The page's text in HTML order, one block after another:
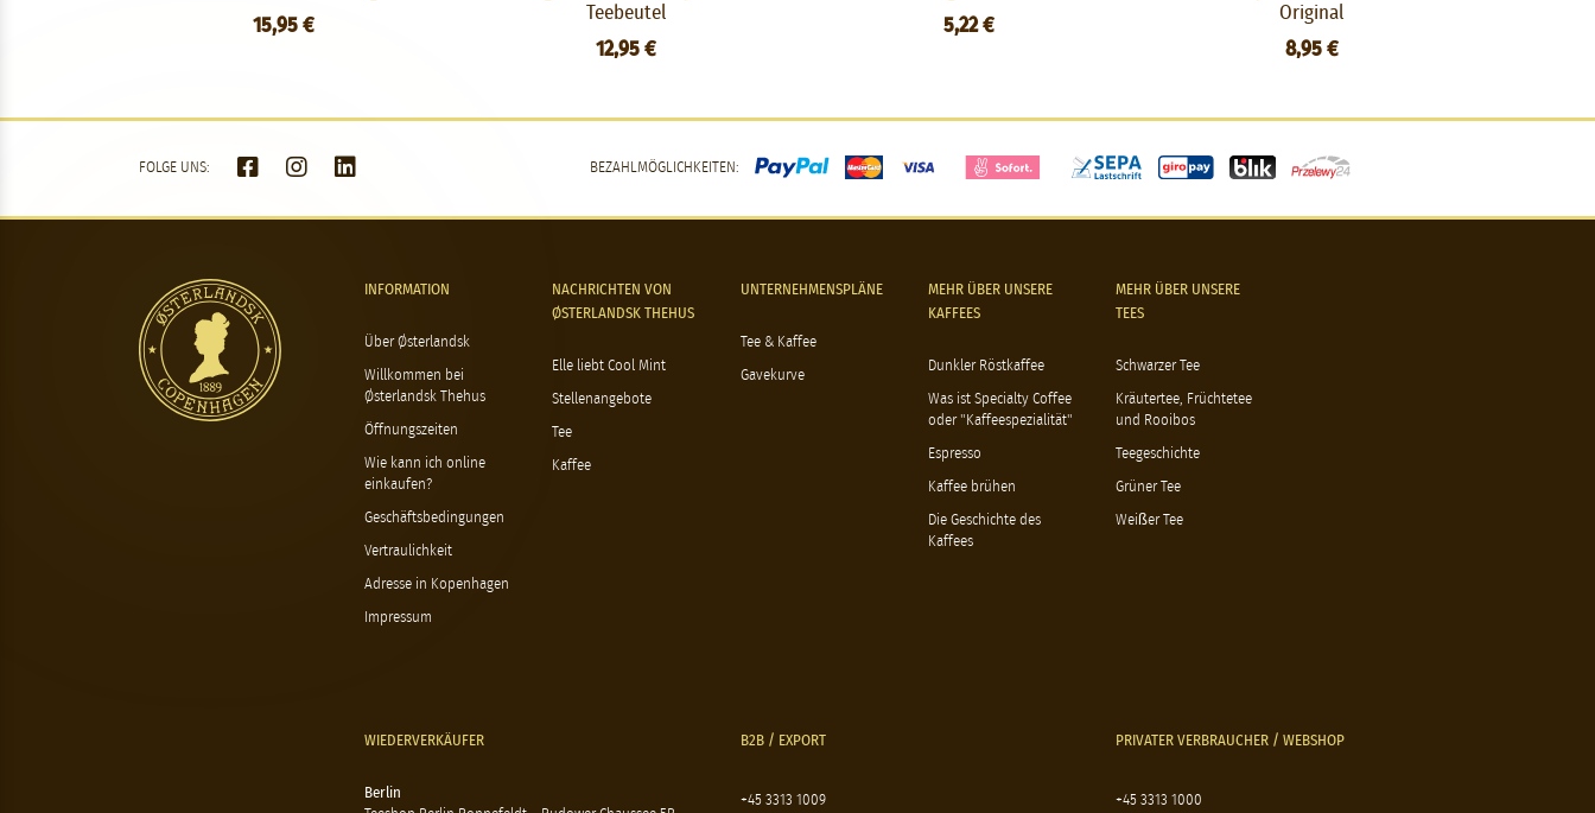
15,95 €
Teebeutel
12,95 €
5,22 €
Original
8,95 €
FOLGE UNS: BEZAHLMÖGLICHKEITEN:
INFORMATION
Über Østerlandsk
Willkommen bei
Østerlandsk Thehus
Öffnungszeiten
Wie kann ich online
einkaufen?
Geschäftsbedingungen
Vertraulichkeit
Adresse in Kopenhagen
Impressum
NACHRICHTEN VON
ØSTERLANDSK THEHUS
Elle liebt Cool Mint
Stellenangebote
Tee
Kaffee
UNTERNEHMENSPLÄNE
Tee & Kaffee
Gavekurve
MEHR ÜBER UNSERE
KAFFEES
Dunkler Röstkaffee
Was ist Specialty Coffee
oder "Kaffeespezialität"
Espresso
Kaffee brühen
Die Geschichte des
Kaffees
MEHR ÜBER UNSERE
TEES
Schwarzer Tee
Kräutertee, Früchtetee
und Rooibos
Teegeschichte
Grüner Tee
Weißer Tee
WIEDERVERKÄUFER
Berlin
B2B / EXPORT
+45 3313 1009
PRIVATER VERBRAUCHER / WEBSHOP
+45 3313 1000